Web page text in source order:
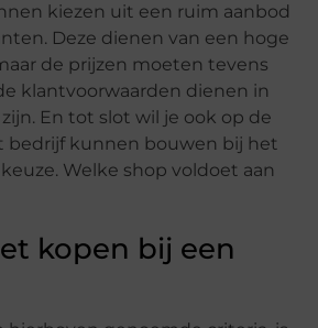
kiezen uit een ruim aanbod
Deze dienen van een hoge
de prijzen moeten tevens
klantvoorwaarden dienen in
En tot slot wil je ook op de
bedrijf kunnen bouwen bij het
Welke shop voldoet aan
kopen bij een